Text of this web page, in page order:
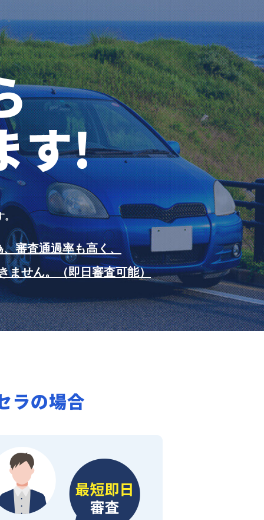
審査通過率も高く、
ません。（即日審査可能）
ラの場合